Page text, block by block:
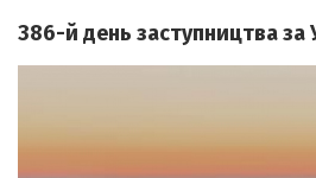
386-й день заступництва за